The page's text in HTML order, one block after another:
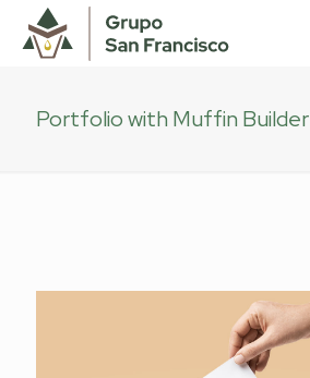
Portfolio with Muffin Builder